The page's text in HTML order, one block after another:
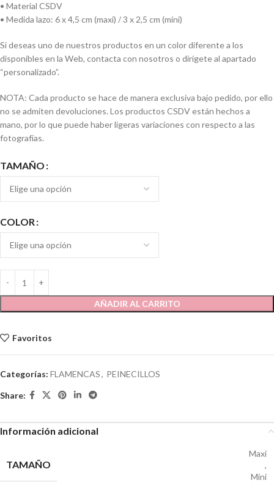
•⁠ ⁠Material CSDV
•⁠ ⁠Medida lazo: 6 x 4,5 cm (maxi) / 3 x 2,5 cm (mini)
Si deseas uno de nuestros productos en un color diferente a los
disponibles en la Web, contacta con nosotros o dirígete al apartado
“personalizado”.
NOTA: Cada producto se hace de manera exclusiva bajo pedido, por ello
no se admiten devoluciones. Los productos CSDV están hechos a
mano, por lo que puede haber ligeras variaciones con respecto a las
fotografías.
TAMAÑO
COLOR
AÑADIR AL CARRITO
Favoritos
Categorías: FLAMENCAS, PEINECILLOS
Share:
Información adicional
TAMAÑO
Maxi
,
Mini